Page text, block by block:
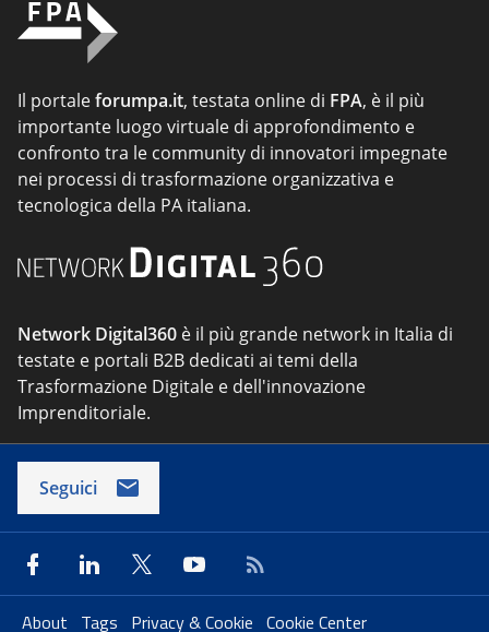
Il portaleforumpa.it, testata online di FPA, è il più
importante luogo virtuale di approfondimento e
confronto tra le community di innovatori impegnate
nei processi di trasformazione organizzativa e
tecnologica della PA italiana.
Network Digital360 è il più grande network in Italia di
testate e portali B2B dedicati ai temi della
Trasformazione Digitale e dell'innovazione
Imprenditoriale.
Seguici
About Tags Privacy & Cookie Cookie Center